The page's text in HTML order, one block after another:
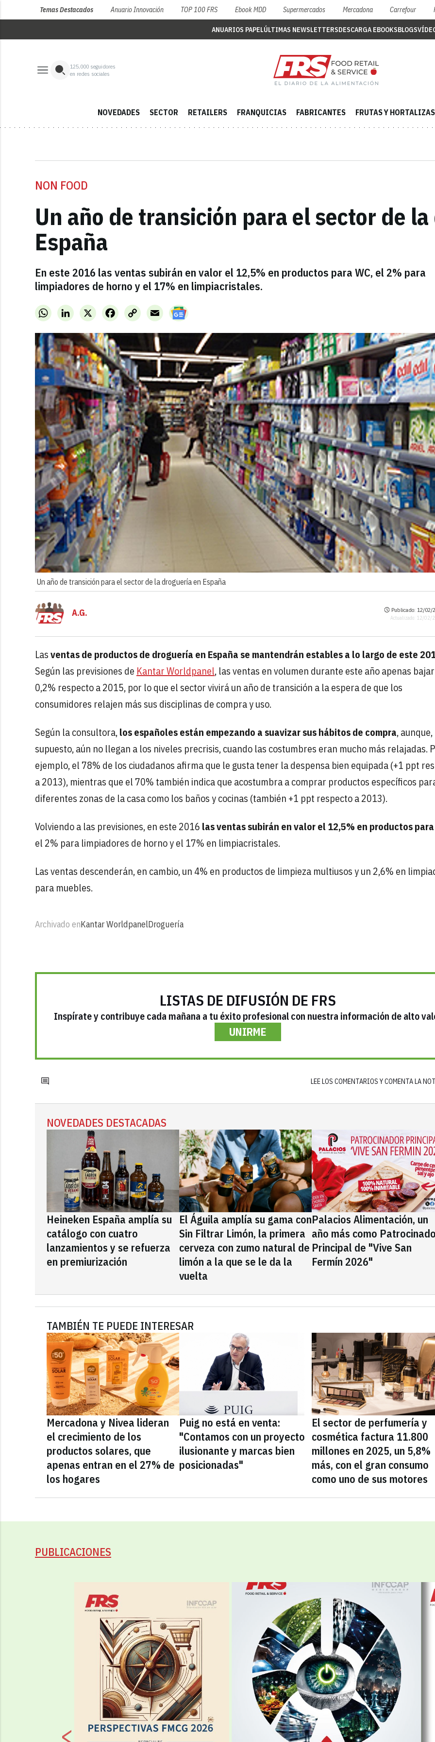
Temas Destacados Anuario Innovación TOP 100 FRS Ebook MDD Supermercados Mercadona Carrefour
ANUARIOS PAPELÚLTIMAS NEWSLETTERSDESCARGA EBOOKSBLOGS
125,000 seguidores
en redes sociales
NOVEDADES SECTOR RETAILERS FRANQUICIAS FABRICANTES FRUTAS Y HORTALIZAS
NON FOOD
Un año de transición para el sector de
España
En este 2016 las ventas subirán en valor el 12,5% en productos para WC, el 2% para
limpiadores de horno y el 17% en limpiacristales.
WhatsAppLinkedInX FacebookCopy
Link
Email
Un año de transición para el sector de la droguería en España
A.G. Publicado: 12/02/
Actualizado: 12/02/
Lasventas de productos de droguería en España se mantendrán estables a lo largo de este
Según las previsiones de Kantar Worldpanel, las ventas en volumen durante este año apenas
0,2% respecto a 2015, por lo que el sector vivirá un año de transición a la espera de que los
consumidores relajen más sus disciplinas de compra y uso.
Según la consultora,los españoles están empezando a suavizar sus hábitos de compra,
supuesto, aún no llegan a los niveles precrisis, cuando las costumbres eran mucho más relajadas.
ejemplo, el 78% de los ciudadanos afirma que le gusta tener la despensa bien equipada (+1 ppt
a 2013), mientras que el 70% también indica que acostumbra a comprar productos específicos
diferentes zonas de la casa como los baños y cocinas (también +1 ppt respecto a 2013).
Volviendo a las previsiones, en este 2016 las ventas subirán en valor el 12,5% en productos para
el 2% para limpiadores de horno y el 17% en limpiacristales.
Las ventas descenderán, en cambio, un 4% en productos de limpieza multiusos y un 2,6% en
para muebles.
Archivado enKantar WorldpanelDroguería
LISTAS DE DIFUSIÓN DE FRS
Inspírate y contribuye cada mañana a tu éxito profesional con nuestra información de alto
UNIRME
LEE LOS COMENTARIOS Y COMENTA LA
NOVEDADES DESTACADAS
Heineken España amplía su
catálogo con cuatro
lanzamientos y se refuerza
en premiurización
El Águila amplía su gama con
Sin Filtrar Limón, la primera
cerveza con zumo natural de
limón a la que se le da la
vuelta
Palacios Alimentación, un
año más como
Principal de "Vive San
Fermín 2026"
TAMBIÉN TE PUEDE INTERESAR
Mercadona y Nivea lideran
el crecimiento de los
productos solares, que
apenas entran en el 27% de
los hogares
Puig no está en venta:
"Contamos con un proyecto
ilusionante y marcas bien
posicionadas"
El sector de perfumería y
cosmética factura 11.800
millones en 2025, un 5,8%
más, con el gran consumo
como uno de sus motores
PUBLICACIONES